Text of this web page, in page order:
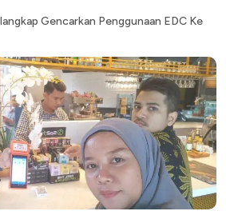
Gencarkan Penggunaan EDC Ke